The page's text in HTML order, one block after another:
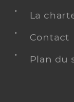
La
Contact
Plan du